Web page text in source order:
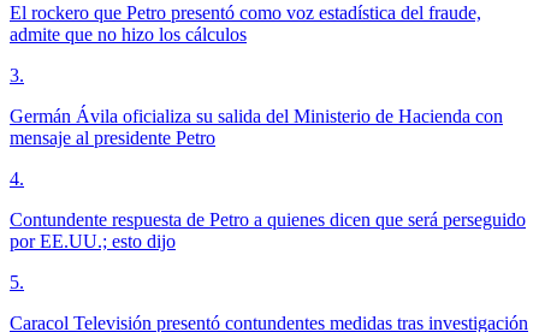
El rockero que Petro presentó como voz estadística del fraude,
admite que no hizo los cálculos
3.
Germán Ávila oficializa su salida del Ministerio de Hacienda con
mensaje al presidente Petro
4.
Contundente respuesta de Petro a quienes dicen que será perseguido
por EE.UU.; esto dijo
5.
Caracol Televisión presentó contundentes medidas tras investigación